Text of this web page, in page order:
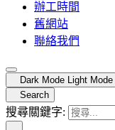
辦工時間
舊網站
聯絡我們
Dark Mode Light Mode
Search
搜尋關鍵字: